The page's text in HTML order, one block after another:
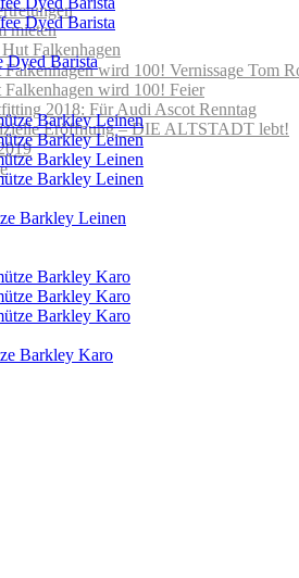
mieten
Falkenhagen
Falkenhagen wird 100! Vernissage Tom
Falkenhagen wird 100! Feier
2018: Für Audi Ascot Renntag
Eröffnung – DIE ALTSTADT lebt!
Dyed Barista
Barkley Leinen
Barkley Karo